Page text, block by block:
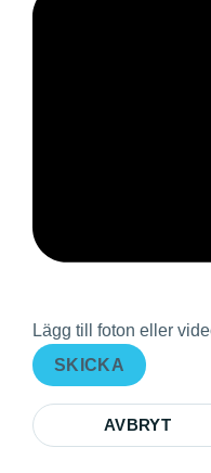
Lägg till foton eller
SKICKA
AVBRYT